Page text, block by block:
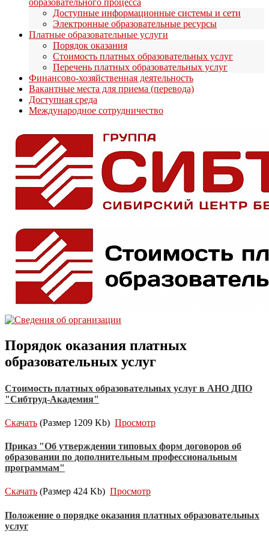
Антитеррористическая защищенность
Экологическая безопасность
Обеспечение безопасности дорожного движения
Управление персоналом
Противодействие коррупции
Работы в ОЗП
Электробезопасность
образовательного процесса
Доступные информационные системы и сети
Электронные образовательные ресурсы
Платные образовательные услуги
Порядок оказания
Стоимость платных образовательных услуг
Перечень платных образовательных услуг
Финансово-хозяйственная деятельность
Вакантные места для приема (перевода)
Доступная среда
Международное сотрудничество
Порядок оказания платных
образовательных услуг
Стоимость платных образовательных услуг в АНО ДПО
"Сибтруд-Академия"
Скачать (Размер 1209 Kb) Просмотр
Приказ "Об утверждении типовых форм договоров об
образовании по дополнительным профессиональным
программам"
Скачать (Размер 424 Kb) Просмотр
Положение о порядке оказания платных образовательных
услуг